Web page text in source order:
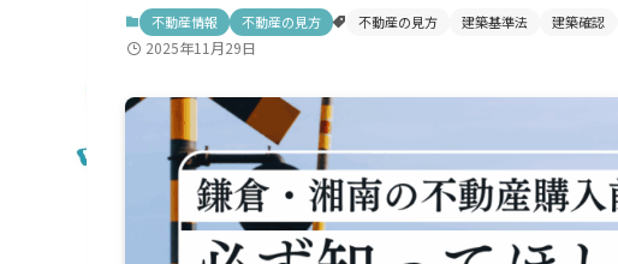
不動産情報 不動産の見方 不動産の見方 建築基準法 建築確認
2025年11月29日